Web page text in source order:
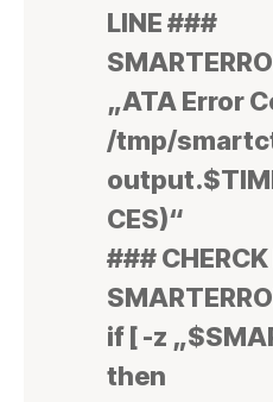
LINE ###
„ATA Error
/tmp/
CES)“
### CHERCK
if [ -z
then